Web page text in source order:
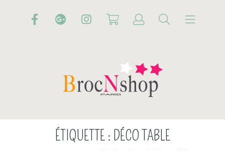
ÉTIQUETTE : DÉCO TABLE